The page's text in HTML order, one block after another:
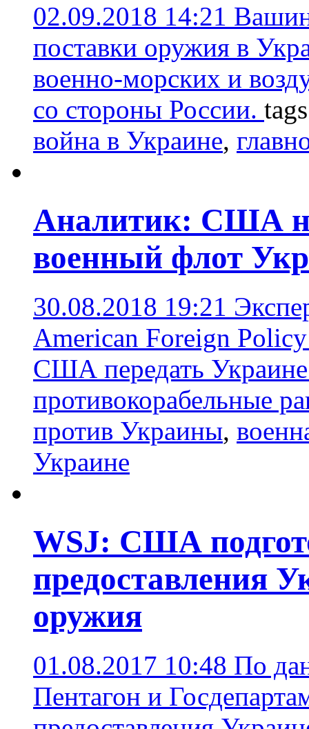
02.09.2018 14:21
поставки оружия в
военно-морских и
со стороны России.
война в Украине,
Аналитик: США
военный флот
30.08.2018 19:21
American Foreign
США передать
противокорабельные
против Украины,
Украине
WSJ: США
предоставления
оружия
01.08.2017 10:48 По
Пентагон и